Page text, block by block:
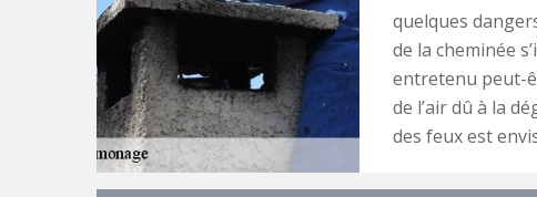
quelques
de la cheminée
entretenu peut-
de l’air dû à la
des feux est